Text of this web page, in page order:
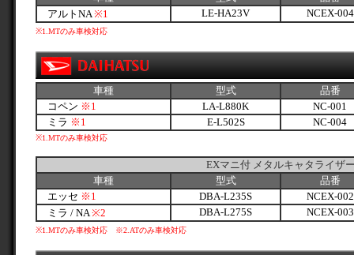
アルトNA※1 LE-HA23V NCEX-004
※1 .MTのみ車検対応
車種 型式
品番
コペン ※1 LA-L880K
NC-001
ミラ ※1 E-L502S NC-004
※1 .MTのみ車検対応
EXマニ付 メタルキャタライザ
車種
型式
品番
エッセ ※1 DBA-L235S
NCEX-002
ミラ / NA※2 DBA-L275S NCEX-003
※1 .MTのみ車検対応 ※2.ATのみ車検対応